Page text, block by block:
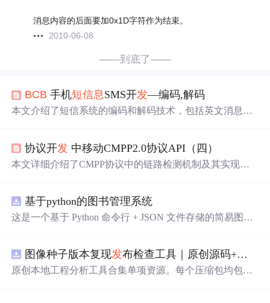
消息内容的后面要加0x1D字符作为结束。
2010-06-08
——到底了——
BCB 手机短信息SMS开发—编码,解码
本文介绍了短信系统的编码和解码技术，包括英文消息的7
例。协议开发 中移动CMPP2.0协议API（四）
本文详细介绍了CMPP协议中的链路检测机制及其实现方
基于python的图书管理系统
这是一个基于 Python 命令行 + JSON 文件存储的简易图书
添加、删除、修改、搜索（按书名/作者/ISBN），每本书
记录馆藏总数和当前可借数量。 学生管理：支持学生信息
图像种子版本复现发布检查工具｜原创源码+测试+离线报告
原创本地工程分析工具合集单项资源。每个压缩包均包含